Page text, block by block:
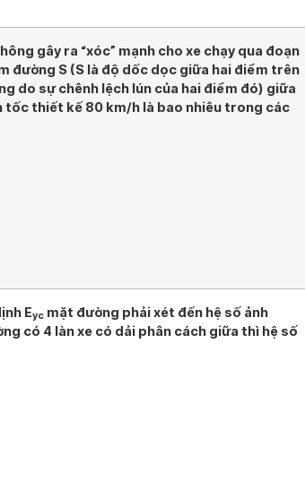
gây ra “xóc” mạnh cho xe chạy qua đoạn
đường S (S là độ dốc dọc giữa hai điểm trên
do sự chênh lệch lún của hai điểm đó) giữa
tốc thiết kế 80 km/h là bao nhiêu trong các
Eyc mặt đường phải xét đến hệ số ảnh
có 4 làn xe có dải phân cách giữa thì hệ số